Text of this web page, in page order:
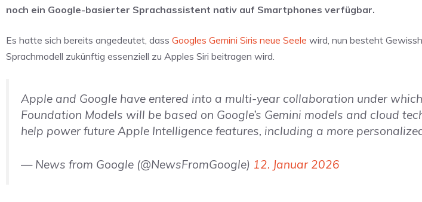
noch ein Google-basierter Sprachassistent nativ auf Smartphones verfügbar.
Es hatte sich bereits angedeutet, dass Googles Gemini Siris neue Seele wird, nun besteht
Sprachmodell zukünftig essenziell zu Apples Siri beitragen wird.
Apple and Google have entered into a multi-year collaboration under
Foundation Models will be based on Google’s Gemini models and cloud
help power future Apple Intelligence features, including a more
— News from Google (@NewsFromGoogle) 12. Januar 2026